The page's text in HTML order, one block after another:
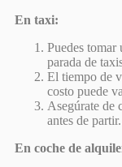
En taxi:
Puedes tomar
parada de
El tiempo de
costo puede
Asegúrate de
antes de partir.
En coche de